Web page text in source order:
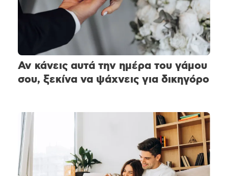
Αν κάνεις αυτά την ημέρα του γάμου
σου, ξεκίνα να ψάχνεις για δικηγόρο